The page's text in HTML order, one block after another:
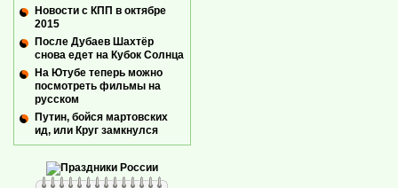
Новости с КПП в октябре
2015
После Дубаев Шахтёр
снова едет на Кубок Солнца
На Ютубе теперь можно
посмотреть фильмы на
русском
Путин, бойся мартовских
ид, или Круг замкнулся